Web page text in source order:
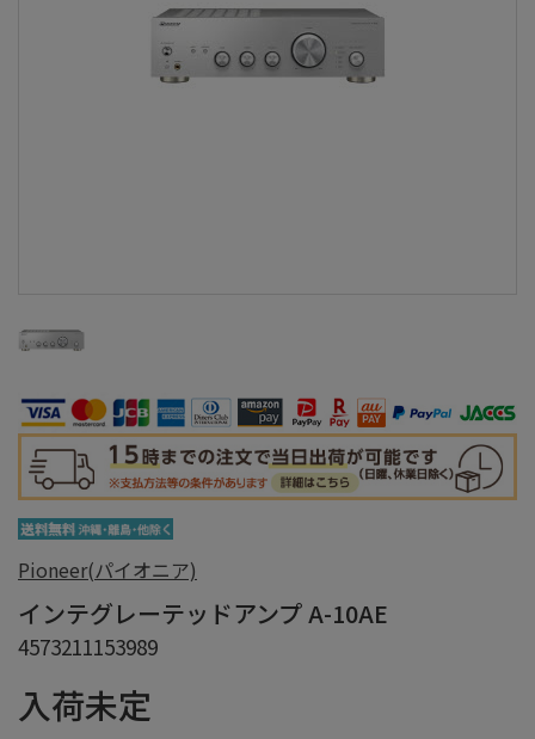
Pioneer(パイオニア)
インテグレーテッドアンプ A-10AE
4573211153989
入荷未定